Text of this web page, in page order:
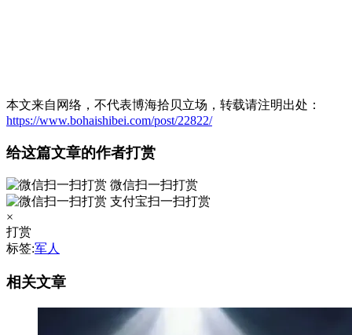
本文来自网络，不代表博海拾贝立场，转载请注明出处：
https://www.bohaishibei.com/post/22822/
给这篇文章的作者打赏
微信扫一扫打赏
支付宝扫一扫打赏
×
打赏
标签:军人
相关文章